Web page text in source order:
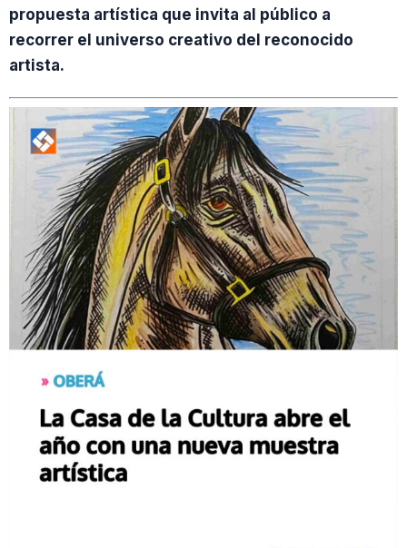
propuesta artística que invita al público a
recorrer el universo creativo del reconocido
artista.